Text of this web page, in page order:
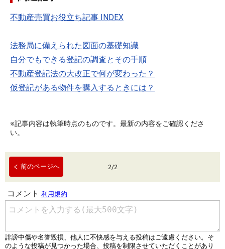
不動産売買お役立ち記事 INDEX
法務局に備えられた図面の基礎知識
自分でもできる登記の調査とその手順
不動産登記法の大改正で何が変わった？
仮登記がある物件を購入するときには？
※記事内容は執筆時点のものです。最新の内容をご確認くださ
い。
前のページへ 2/2